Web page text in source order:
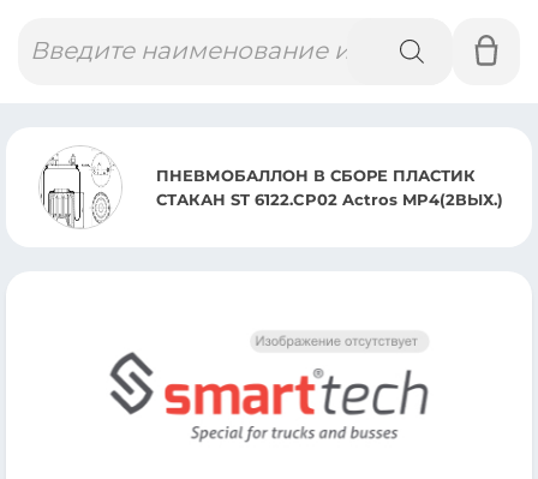
товаров
ПНЕВМОБАЛЛОН В СБОРЕ ПЛАСТИК
СТАКАН ST 6122.CP02 Actros MP4(2ВЫХ.)